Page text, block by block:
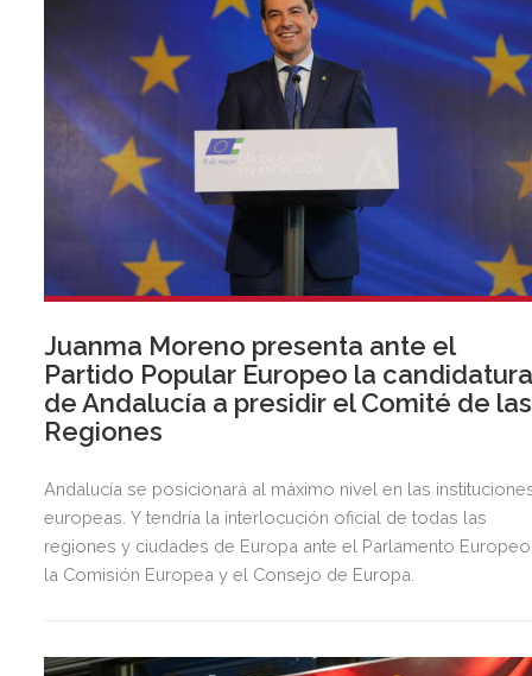
Juanma Moreno presenta ante el
Partido Popular Europeo la
de Andalucía a presidir el Comité de las
Regiones
Andalucía se posicionará al máximo nivel en las
europeas. Y tendría la interlocución oficial de todas las
regiones y ciudades de Europa ante el Parlamento
la Comisión Europea y el Consejo de Europa.